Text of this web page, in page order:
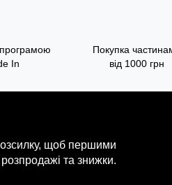
In
Покупка
від 1000 грн
щоб першими
розпродажі та знижки.